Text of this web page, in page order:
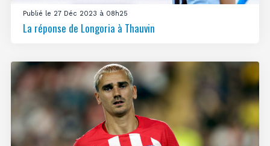
Publié le 27 Déc 2023 à 08h25
La réponse de Longoria à Thauvin